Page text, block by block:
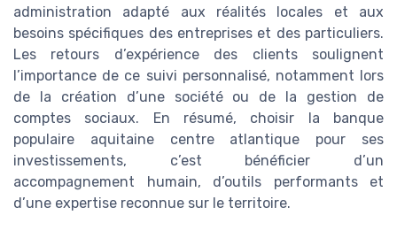
administration adapté aux réalités locales et aux
besoins spécifiques des entreprises et des particuliers.
Les retours d’expérience des clients soulignent
l’importance de ce suivi personnalisé, notamment lors
de la création d’une société ou de la gestion de
comptes sociaux. En résumé, choisir la banque
populaire aquitaine centre atlantique pour ses
investissements, c’est bénéficier d’un
accompagnement humain, d’outils performants et
d’une expertise reconnue sur le territoire.